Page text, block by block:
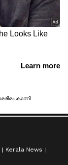
Kerala News